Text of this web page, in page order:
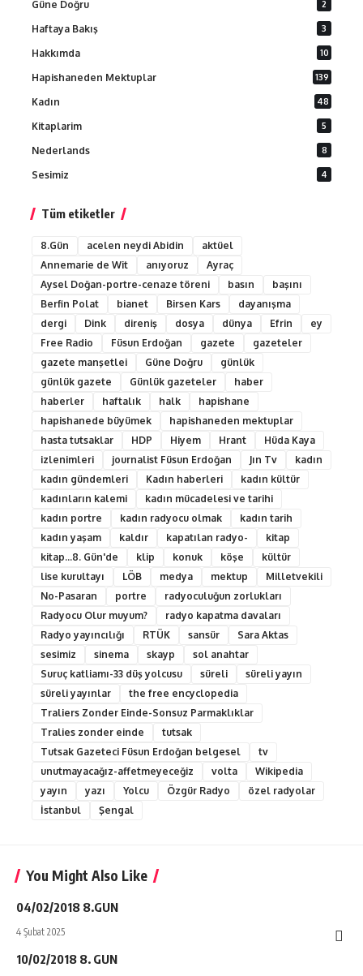
Güne Doğru 2
Haftaya Bakış 3
Hakkımda 10
Hapishaneden Mektuplar 139
Kadın 48
Kitaplarim 5
Nederlands 8
Sesimiz 4
Tüm etiketler
8.Gün acelen neydi Abidin
aktüel
Annemarie de Wit
anıyoruz
Ayraç
Aysel Doğan-portre-cenaze töreni
basın
başını
Berfin Polat
bianet Birsen Kars
dayanışma
dergi
Dink direniş dosya dünya Efrin
ey
Free Radio
Füsun Erdoğan gazete
gazeteler
gazete manşetlei
Güne Doğru
günlük
günlük gazete
Günlük gazeteler
haber
haberler
haftalık halk
hapishane
hapishanede büyümek
hapishaneden mektuplar
hasta tutsaklar
HDP Hiyem Hrant
Hüda Kaya
izlenimleri
journalist Füsun Erdoğan Jın Tv
kadın
kadın gündemleri
Kadın haberleri
kadın kültür
kadınların kalemi
kadın mücadelesi ve tarihi
kadın portre
kadın radyocu olmak
kadın tarih
kadın yaşam
kaldır kapatılan radyo-
kitap
kitap...8. Gün'de
klip konuk köşe
kültür
lise kurultayı
LÖB medya mektup
Milletvekili
No-Pasaran
portre
radyoculuğun zorlukları
Radyocu Olur muyum?
radyo kapatma davaları
Radyo yayıncılığı
RTÜK sansür
Sara Aktas
sesimiz
sinema skayp
sol anahtar
Suruç katliamı-33 düş yolcusu
süreli
süreli yayın
süreli yayınlar
the free encyclopedia
Traliers Zonder Einde-Sonsuz Parmaklıklar
Tralies zonder einde
tutsak
Tutsak Gazeteci Füsun Erdoğan belgesel
tv
unutmayacağız-affetmeyeceğiz
volta
Wikipedia
yayın
yazı Yolcu Özgür Radyo
özel radyolar
İstanbul
Şengal
You Might Also Like
04/02/2018 8.GUN
4 Şubat 2025
10/02/2018 8. GUN